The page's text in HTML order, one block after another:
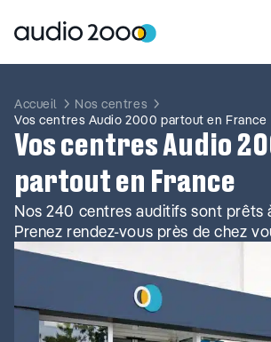
contenu
Accueil
Nos centres
Vos centres Audio 2000 partout en France
Vos centres Audio
partout en France
Nos 240 centres auditifs sont prêts
Prenez rendez-vous près de chez